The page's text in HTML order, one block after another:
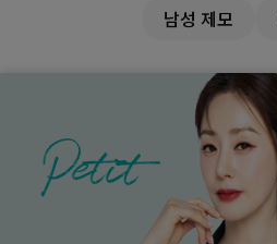
남성 제모